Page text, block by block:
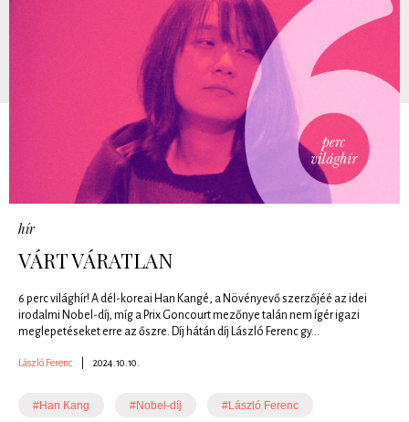
hír
VÁRT VÁRATLAN
6 perc világhír! A dél-koreai Han Kangé, a Növényevő szerzőjéé az idei
irodalmi Nobel-díj, míg a Prix Goncourt mezőnye talán nem ígér igazi
meglepetéseket erre az őszre. Díj hátán díj László Ferenc gy...
László Ferenc 2024.10.10.
#Han Kang #Nobel-díj #László Ferenc